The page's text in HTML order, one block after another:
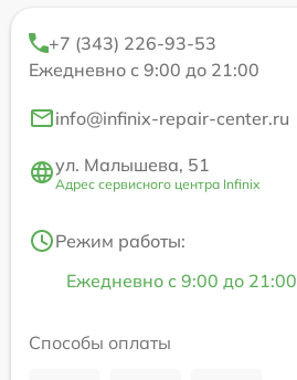
+7 (343) 226-93-53
Ежедневно с 9:00 до 21:00
info@infinix-repair-center.ru
ул. Малышева, 51
Адрес сервисного центра Infinix
Режим работы:
Ежедневно с 9:00 до 21:00
Способы оплаты